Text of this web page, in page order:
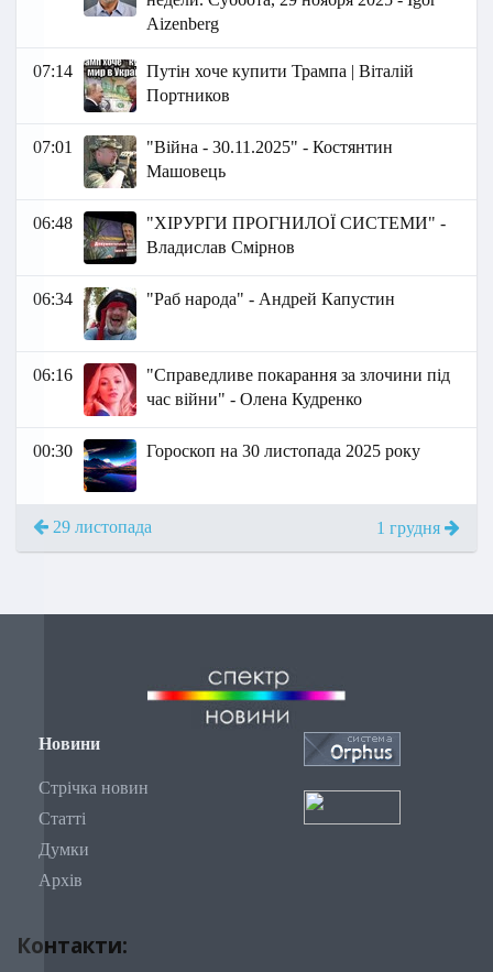
Aizenberg
07:14
Путін хоче купити Трампа | Віталій
Портников
07:01
"Війна - 30.11.2025" - Костянтин
Машовець
06:48
"ХІРУРГИ ПРОГНИЛОЇ СИСТЕМИ" -
Владислав Смірнов
06:34 "Раб народа" - Андрей Капустин
06:16
"Справедливе покарання за злочини під
час війни" - Олена Кудренко
00:30 Гороскоп на 30 листопада 2025 року
29 листопада 1 грудня
Новини
Стрічка новин
Статті
Думки
Архів
Контакти: